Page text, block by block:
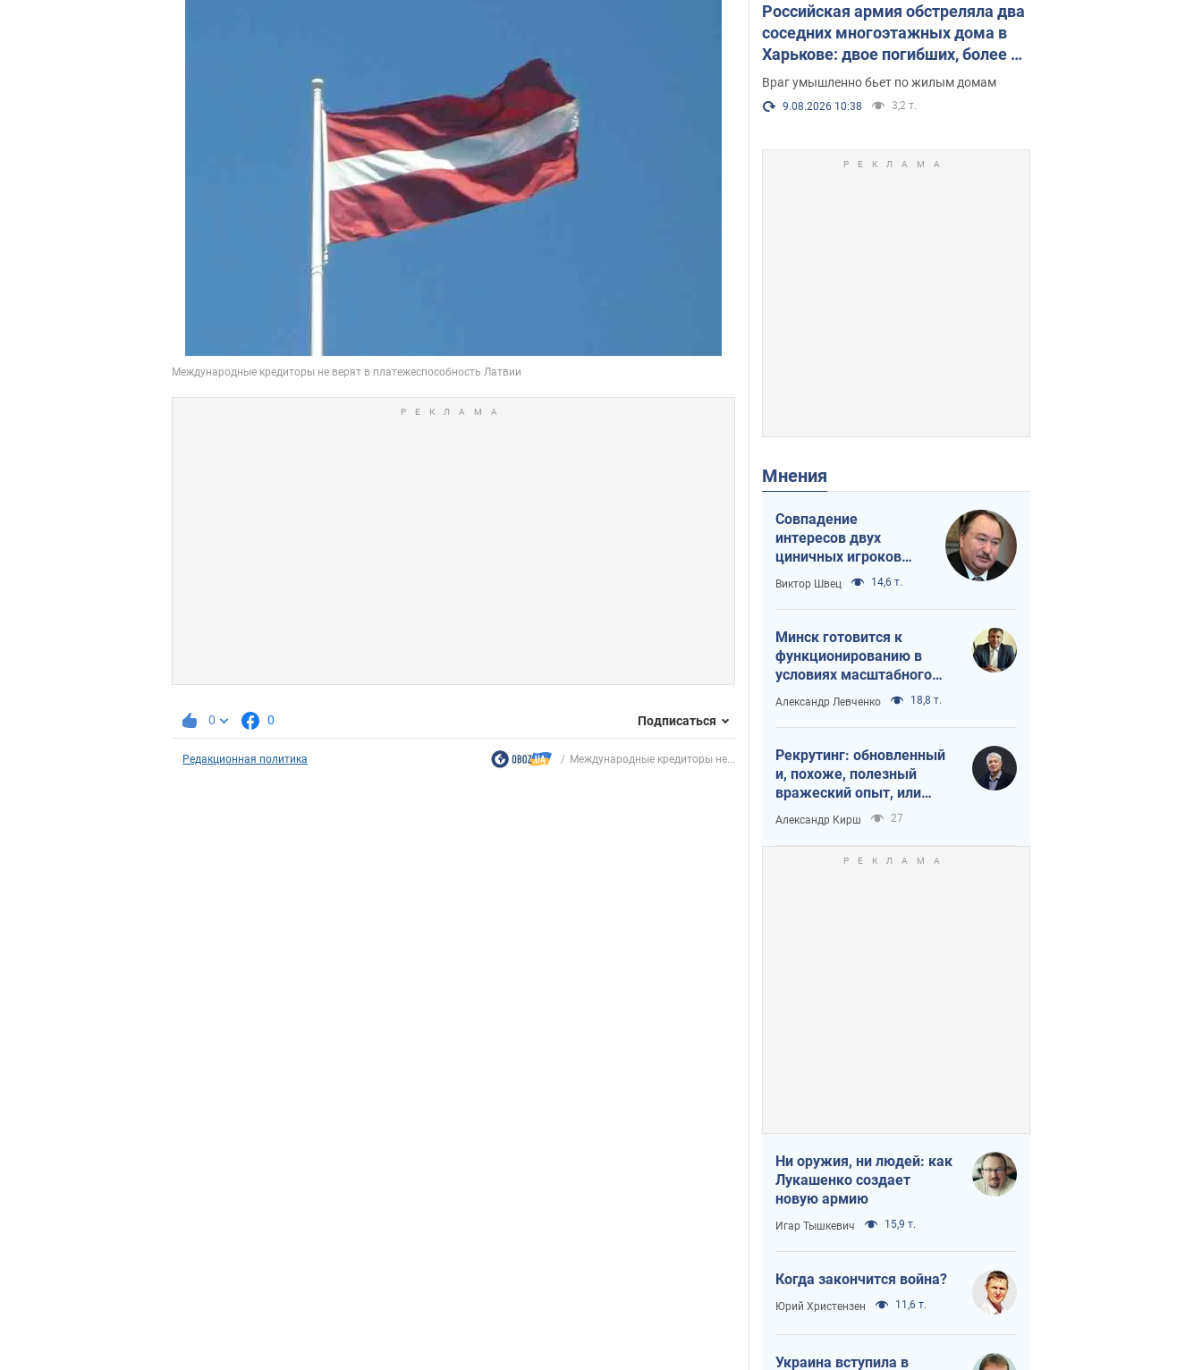
0 0 Подписаться
Редакционная политика Международные кредиторы не...
Российская армия обстреляла два
соседних многоэтажных дома в
Харькове: двое погибших, более 20
пострадавших
Враг умышленно бьет по жилым домам
9.08.2026 10:38 3,2 т.
Мнения
Совпадение
интересов двух
циничных игроков
или тайный план
Трампа и Путина?
Виктор Швец 14,6 т.
Минск готовится к
функционированию в
условиях масштабного
военного кризиса
Александр Левченко 18,8 т.
Рекрутинг: обновленный
и, похоже, полезный
вражеский опыт, или
Диалектика
требовательной трусости
Александр Кирш 27
Ни оружия, ни людей: как
Лукашенко создает
новую армию
Игар Тышкевич 15,9 т.
Когда закончится война?
Юрий Христензен 11,6 т.
Украина вступила в